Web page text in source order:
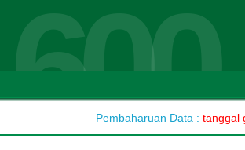
600
Pembaharuan Data : tanggal